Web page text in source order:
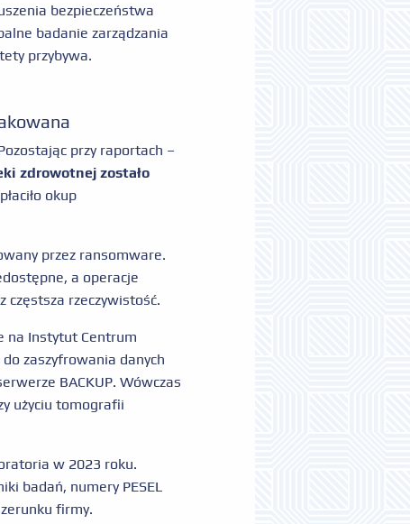
bezpieczeństwa
badanie zarządzania
przybywa.
przy raportach –
zdrowotnej zostało
okup
przez ransomware.
a operacje
częstsza rzeczywistość.
na Instytut Centrum
zaszyfrowania danych
BACKUP. Wówczas
użyciu tomografii
w 2023 roku.
badań, numery PESEL
firmy.